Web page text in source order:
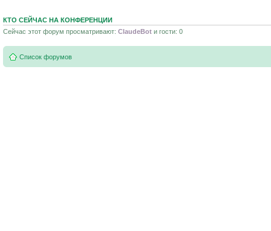
КТО СЕЙЧАС НА КОНФЕРЕНЦИИ
Сейчас этот форум просматривают: ClaudeBot и гости: 0
Список форумов